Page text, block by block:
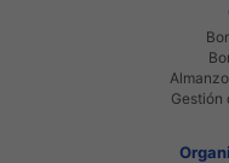
Gestión